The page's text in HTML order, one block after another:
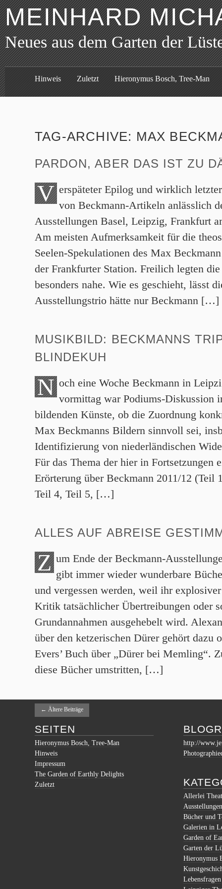
MEINHARD
Neues aus dem Garten der
Hinweis Zuletzt Hieronymus Bosch, Tree-Man
TAG-ARCHIVE: MAX
PARDON, ABER DAS IST ZU
V erspäteter Epilog und wirklich
von Beckmann-Artikeln anlässlich
Ausstellungen Basel, Leipzig, Frankfurt
Am meisten Aufmerksamkeit für die
Seelen-Spekulationen des Max
der Frankfurter Station. Freilich legten
besonders nahe. Wie es geschieht, lässt
Ausstellungstrio hätte nur Beckmann […]
MUSIKBILD: BECKMANNS
BLINDEKUH
N och eine Woche Beckmann in
vormittag war Podiums-Diskussion
bildenden Künste, ob die Zuordnung
Max Beckmanns Bildern sinnvoll sei,
Identifizierung von niederländischen
Für das Thema der hier in Fortsetzungen
Erörterung über Beckmann 2011/12 (Teil
Teil 4, Teil 5, […]
ALLES AUF ABREISE
Z um Ende der Beckmann-
gibt immer wieder wunderbare
und vergessen werden, weil ihr
Kritik tatsächlicher Übertreibungen oder
Grundannahmen ausgehebelt wird.
über den ketzerischen Dürer gehört dazu
Evers’ Buch über „Dürer bei Memling“.
diese Bücher umstritten, […]
← Ältere Beiträge
SEITEN
Hieronymus Bosch, Tree-Man
Hinweis
Impressum
The Garden of Earthly Delights
Zuletzt
http://
Allerlei
Ausstellungen
Bücher und
Galerien in
Garden of
Garten der
Hieronymus
Lebensfragen